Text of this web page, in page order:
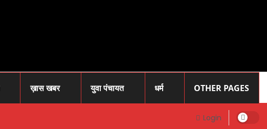
ख़ास खबर युवा पंचायत धर्म OTHER PAGES
Login